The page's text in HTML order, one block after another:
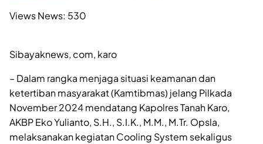
Views News: 530
Sibayaknews, com, karo
– Dalam rangka menjaga situasi keamanan dan
ketertiban masyarakat (Kamtibmas) jelang Pilkada
November 2024 mendatang Kapolres Tanah Karo,
AKBP Eko Yulianto, S.H., S.I.K., M.M., M.Tr. Opsla,
melaksanakan kegiatan Cooling System sekaligus